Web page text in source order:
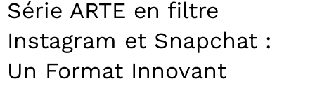
Série ARTE en filtre
Instagram et Snapchat :
Un Format Innovant